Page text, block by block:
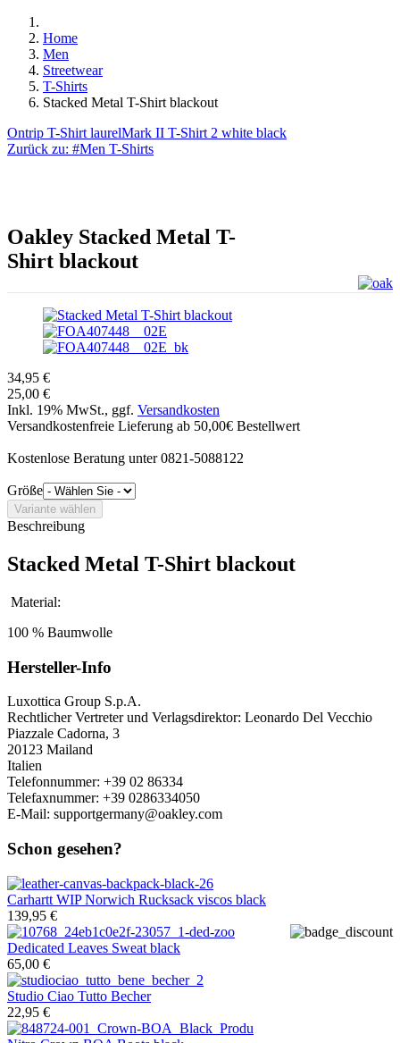
Home
Men
Streetwear
T-Shirts
Stacked Metal T-Shirt blackout
Ontrip T-Shirt laurelMark II T-Shirt 2 white black
Zurück zu: #Men T-Shirts
Oakley Stacked Metal T-
Shirt blackout
34,95 €
25,00 €
Inkl. 19% MwSt., ggf. Versandkosten
Versandkostenfreie Lieferung ab 50,00€ Bestellwert
Kostenlose Beratung unter 0821-5088122
Größe
Beschreibung
Stacked Metal T-Shirt blackout
Material:
100 % Baumwolle
Hersteller-Info
Luxottica Group S.p.A.
Rechtlicher Vertreter und Verlagsdirektor: Leonardo Del Vecchio
Piazzale Cadorna, 3
20123 Mailand
Italien
Telefonnummer: +39 02 86334
Telefaxnummer: +39 0286334050
E-Mail: supportgermany@oakley.com
Schon gesehen?
Carhartt WIPNorwich Rucksack viscos black
139,95 €
Dedicated Leaves Sweat black
65,00 €
Studio Ciao Tutto Becher
22,95 €